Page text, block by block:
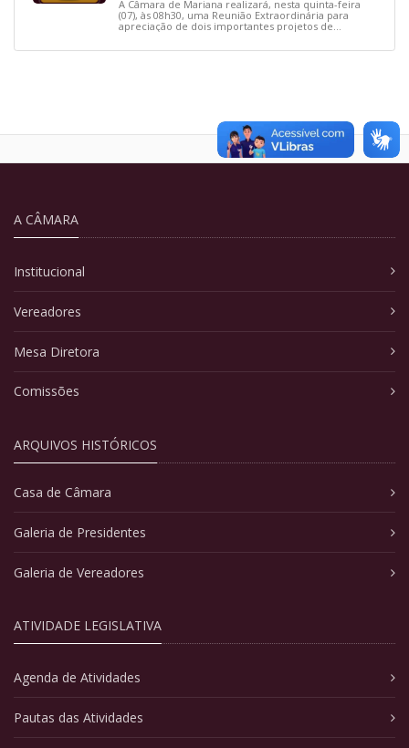
A Câmara de Mariana realizará, nesta quinta-feira
(07), às 08h30, uma Reunião Extraordinária para
apreciação de dois importantes projetos de
interesse do município.
A CÂMARA
Institucional
Vereadores
Mesa Diretora
Comissões
ARQUIVOS HISTÓRICOS
Casa de Câmara
Galeria de Presidentes
Galeria de Vereadores
ATIVIDADE LEGISLATIVA
Agenda de Atividades
Pautas das Atividades